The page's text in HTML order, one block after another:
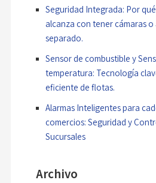
Seguridad Integrada: Por
alcanza con tener cámaras
separado.
Sensor de combustible y
temperatura: Tecnología
eficiente de flotas.
Alarmas Inteligentes para
comercios: Seguridad y
Sucursales
Archivo